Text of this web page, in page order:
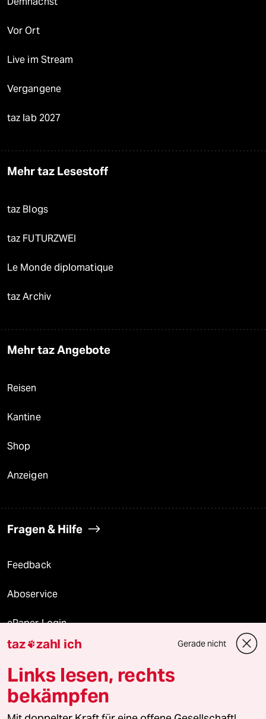
Vor Ort
Live im Stream
Vergangene
taz lab 2027
Mehr taz Lesestoff
taz Blogs
taz FUTURZWEI
Le Monde diplomatique
taz Archiv
Mehr taz Angebote
Reisen
Kantine
Shop
Anzeigen
Fragen & Hilfe
Feedback
Aboservice
ePaper Login
Downloads für Abonnierende
© 2026 taz Verlags und Vertriebs GmbH
Alle Rechte vorbehalten. Bei rechtlichen Fragen oder für Genehmigungen
taz zahl ich Gerade nicht
Links lesen, rechts
bekämpfen